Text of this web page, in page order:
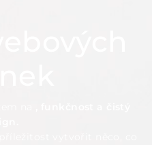
na
vytvořit něco, co